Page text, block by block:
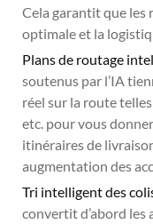
Cela garantit que les
optimale et la
Plans de routage
soutenus par l’IA
réel sur la route
etc. pour vous
itinéraires de
augmentation des
Tri intelligent des
convertit d’abord les